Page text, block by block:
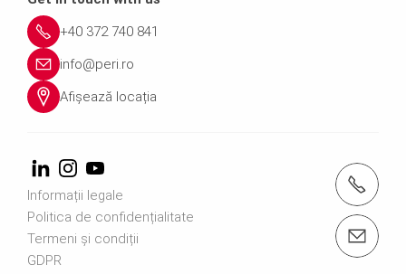
+40 372 740 841
info@peri.ro
Afișează locația
Informații legale
Politica de confidențialitate
Termeni și condiții
GDPR